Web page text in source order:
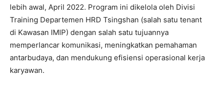
lebih awal, April 2022. Program ini dikelola oleh Divisi
Training Departemen HRD Tsingshan (salah satu tenant
di Kawasan IMIP) dengan salah satu tujuannya
memperlancar komunikasi, meningkatkan pemahaman
antarbudaya, dan mendukung efisiensi operasional kerja
karyawan.